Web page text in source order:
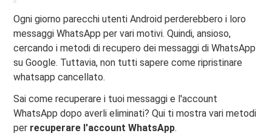
Ogni giorno parecchi utenti Android perderebbero i loro
messaggi WhatsApp per vari motivi. Quindi, ansioso,
cercando i metodi di recupero dei messaggi di WhatsApp
su Google. Tuttavia, non tutti sapere come ripristinare
whatsapp cancellato.
Sai come recuperare i tuoi messaggi e l'account
WhatsApp dopo averli eliminati? Qui ti mostra vari metodi
per recuperare l'account WhatsApp.